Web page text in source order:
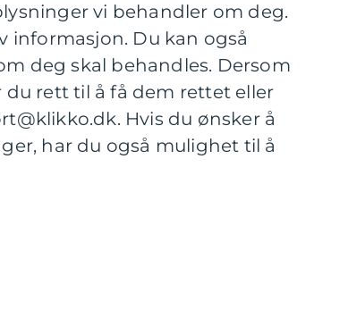
vi behandler om deg.
informasjon. Du kan også
deg skal behandles. Dersom
rett til å få dem rettet eller
Hvis du ønsker å
har du også mulighet til å